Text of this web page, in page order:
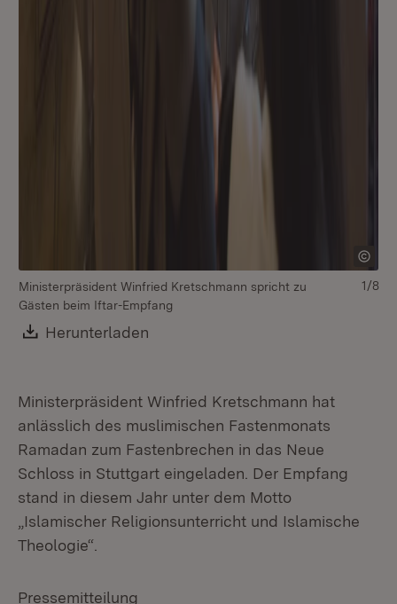
Ministerpräsident Winfried Kretschmann spricht zu
Gästen beim Iftar-Empfang
Download:
Herunterladen
1/8
Ministerpräsident Winfried Kretschmann hat
anlässlich des muslimischen Fastenmonats
Ramadan zum Fastenbrechen in das Neue
Schloss in Stuttgart eingeladen. Der Empfang
stand in diesem Jahr unter dem Motto
„Islamischer Religionsunterricht und Islamische
Theologie“.
Pressemitteilung